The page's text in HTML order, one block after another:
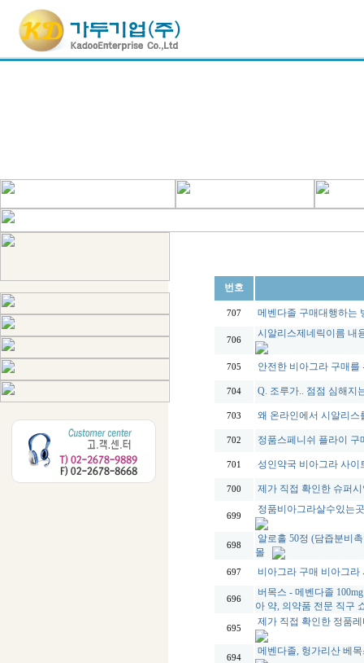
번호
707 메벤다졸 구매대행하는
706
시알리스제네릭이름 내
705 안전한 비아그라 구매
704 Q. 조루가.. 점점 심해지
703 왜 온라인에서 시알리스
702 정품스페니쉬 플라이 구
701 성인약국 비아그라 사이
700 제가 직접 확인한 슈퍼
699
정품비아그라살수있는
698
알로홀 50정 (담즙분비
몰
697 비아그라 구매 비아그라
696
버목스 - 메벤다졸
아 약, 의약품 전문 직구
695
제가 직접 확인한 정품
694
메벤다졸, 헝가리산 베